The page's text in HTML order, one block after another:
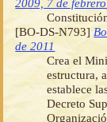
2009, 7 de
[BO-DS-N793]
de 2011
Crea el
estructura,
establece
Decreto